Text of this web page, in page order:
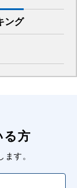
ング
る方
す。